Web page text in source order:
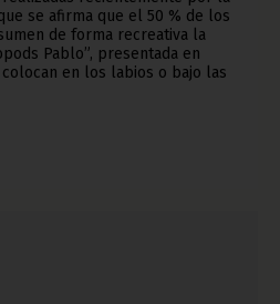
se afirma que el 50 % de los
de forma recreativa la
Pablo”, presentada en
en los labios o bajo las